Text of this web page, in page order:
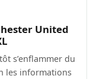
United
s’enflammer du
les informations